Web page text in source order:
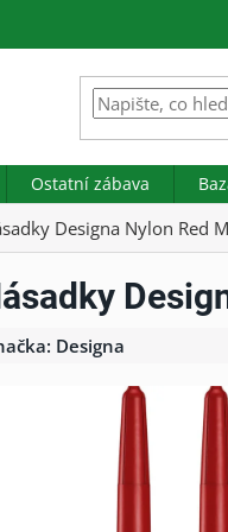
Ostatní zábava
Designa Nylon Red
Designa